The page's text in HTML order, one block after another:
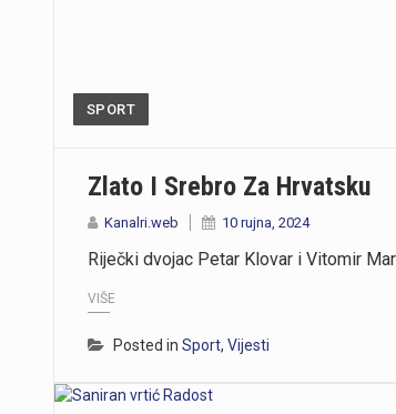
SPORT
Zlato I Srebro Za Hrvatsku
Kanalri.web 10 rujna, 2024
Riječki dvojac Petar Klovar i Vitomir
VIŠE
Posted in Sport, Vijesti